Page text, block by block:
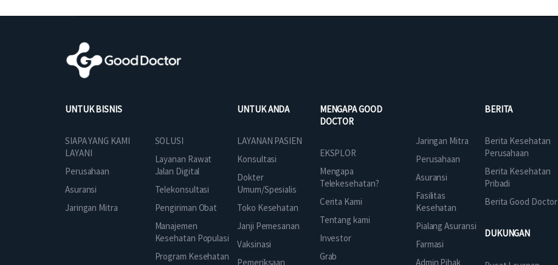
UNTUK BISNIS
SIAPA YANG KAMI
LAYANI
Perusahaan
Asuransi
Jaringan Mitra
SOLUSI
Layanan Rawat
Jalan Digital
Telekonsultasi
Pengiriman Obat
Manajemen
Kesehatan Populasi
Program Kesehatan
UNTUK ANDA
LAYANAN PASIEN
Konsultasi
Dokter
Umum/Spesialis
Toko Kesehatan
Janji Pemesanan
Vaksinasi
Pemeriksaan
MENGAPA GOOD
DOCTOR
EKSPLOR
Mengapa
Telekesehatan?
Cerita Kami
Tentang kami
Investor
Grab
Jaringan Mitra
Perusahaan
Asuransi
Fasilitas
Kesehatan
Pialang Asuransi
Farmasi
Admin Pihak
BERITA
Berita Kesehatan
Perusahaan
Berita Kesehatan
Pribadi
Berita Good Doctor
DUKUNGAN